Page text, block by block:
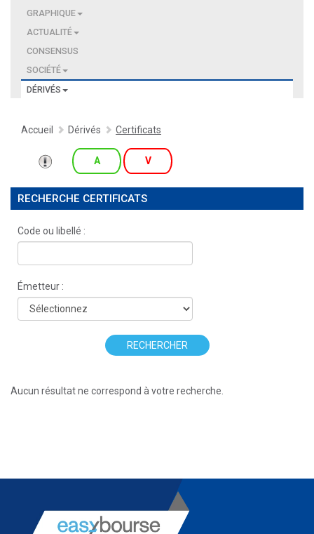
GRAPHIQUE
ACTUALITÉ
CONSENSUS
SOCIÉTÉ
DÉRIVÉS
Accueil Dérivés Certificats
A V
RECHERCHE CERTIFICATS
Code ou libellé :
Émetteur :
RECHERCHER
Aucun résultat ne correspond à votre recherche.